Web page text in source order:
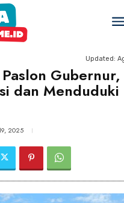
Updated:
Paslon
dan
2025